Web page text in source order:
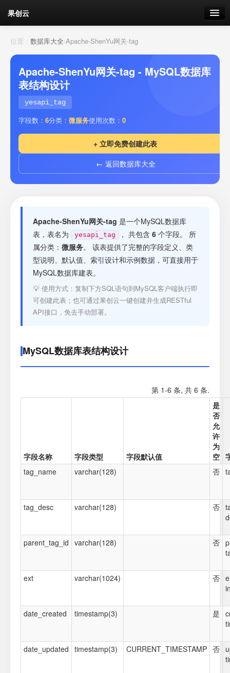
果创云
数据表单
API接口
云存储
流量 剩余接口流量
套餐
接口测试
位置： 数据库大全›Apache-ShenYu网关-tag
Apache-ShenYu网关-tag - MySQL数据库
表结构设计
yesapi_tag
字段数： 6分类： 微服务使用次数： 0
+ 立即免费创建此表
← 返回数据库大全
Apache-ShenYu网关-tag 是一个MySQL数据库
表，表名为
yesapi_tag ， 共包含 6 个字段。 所
属分类： 微服务。 该表提供了完整的字段定义、类
型说明、默认值、索引设计和示例数据，可直接用于
MySQL数据库建表。
💡 使用方式：复制下方SQL语句到MySQL客户端执行即
可创建此表；也可通过果创云一键创建并生成RESTful
API接口，免去手动部署。
MySQL数据库表结构设计
第 1-6 条, 共 6 条.
字段名称 字段类型 字段默认值
是
否
允
许
为
空
tag_name
varchar(128) 否
tag_desc varchar(128) 否
parent_tag_id varchar(128) 否
ext varchar(1024) 否
date_created timestamp(3) 是
date_updated timestamp(3) CURRENT_TIMESTAMP 否